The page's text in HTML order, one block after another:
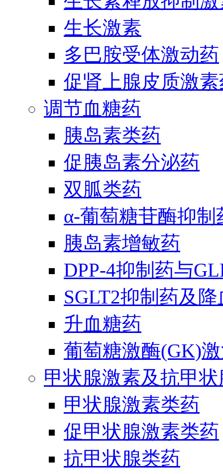
生长激素
多巴胺受体激动药
促肾上腺皮质激
调节血糖药
胰岛素类药
促胰岛素分泌药
双胍类药
α-葡萄糖苷酶抑制
胰岛素增敏药
DPP-4抑制药与
SGLT2抑制药及
升血糖药
葡萄糖激酶(GK)
甲状腺激素及抗甲
甲状腺激素类药
促甲状腺激素类药
抗甲状腺类药